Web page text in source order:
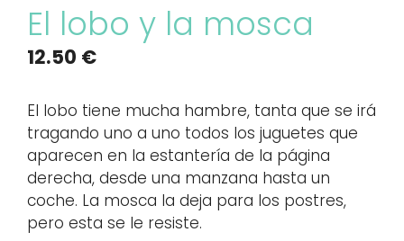
El lobo y la mosca
12.50 €
El lobo tiene mucha hambre, tanta que se irá
tragando uno a uno todos los juguetes que
aparecen en la estantería de la página
derecha, desde una manzana hasta un
coche. La mosca la deja para los postres,
pero esta se le resiste.